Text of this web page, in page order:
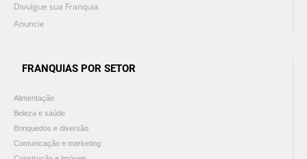
Divulgue sua Franquia
Anuncie
FRANQUIAS POR SETOR
Alimentação
Beleza e saúde
Brinquedos e diversão
Comunicação e marketing